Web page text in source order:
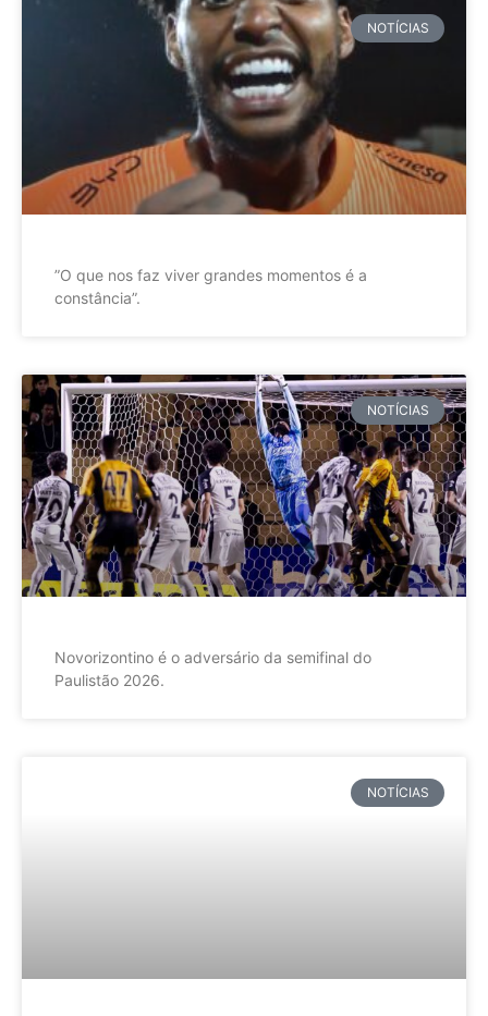
NOTÍCIAS
”O que nos faz viver grandes momentos é a
constância”.
NOTÍCIAS
Novorizontino é o adversário da semifinal do
Paulistão 2026.
NOTÍCIAS